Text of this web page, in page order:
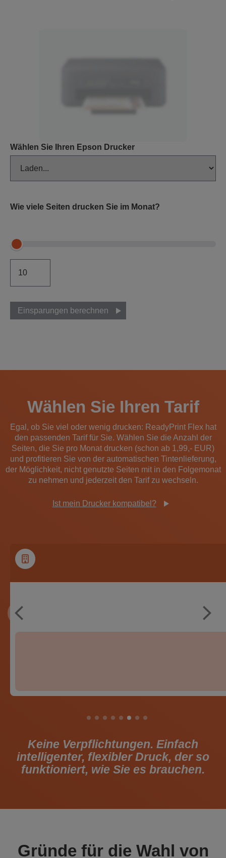
Wählen Sie Ihren Epson Drucker
Wie viele Seiten drucken Sie im Monat?
Einsparungen berechnen
Wählen Sie Ihren Tarif
Egal, ob Sie viel oder wenig drucken: ReadyPrint Flex hat
den passenden Tarif für Sie. Wählen Sie die Anzahl der
Seiten, die Sie pro Monat drucken (schon ab 1,99,- EUR)
und profitieren Sie von der automatischen Tintenlieferung,
der Möglichkeit, nicht genutzte Seiten mit in den Folgemonat
zu nehmen und jederzeit den Tarif zu wechseln.
Ist mein Drucker kompatibel?
Keine Verpflichtungen. Einfach
intelligenter, flexibler Druck, der so
funktioniert, wie Sie es brauchen.
Gründe für die Wahl von